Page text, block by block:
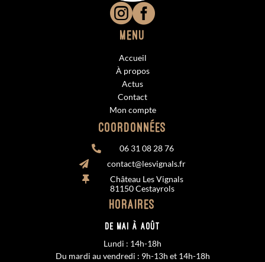

Menu
Accueil
À propos
Actus
Contact
Mon compte
Coordonnées
 06 31 08 28 76
 contact@lesvignals.fr

Château Les Vignals
81150 Cestayrols
Horaires
De MAI à AOÛT
Lundi : 14h-18h
Du mardi au vendredi : 9h-13h et 14h-18h